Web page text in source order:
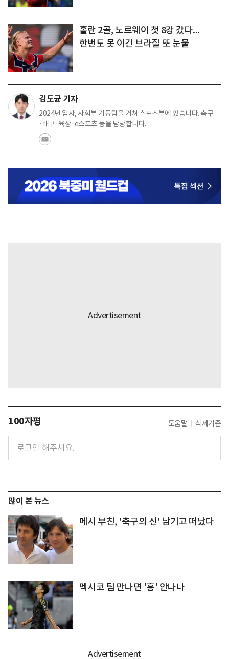
홀란 2골, 노르웨이 첫 8강 갔다...
한번도 못 이긴 브라질 또 눈물
김도균 기자
2024년 입사, 사회부 기동팀을 거쳐 스포츠부에 있습니다. 축구
·배구·육상·e스포츠 등을 담당합니다.
100자평 도움말 삭제기준
많이 본 뉴스
메시 부친, '축구의 신' 남기고 떠났다
멕시코 팀 만나면 '흥' 안나나